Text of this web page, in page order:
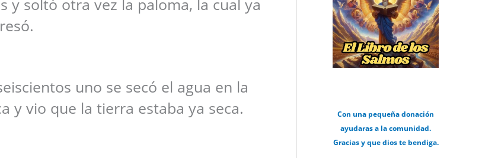
y soltó otra vez la paloma, la cual ya
uno se secó el agua en la
y vio que la tierra estaba ya seca.
Con una pequeña donación
ayudaras a la comunidad.
Gracias y que dios te bendiga.